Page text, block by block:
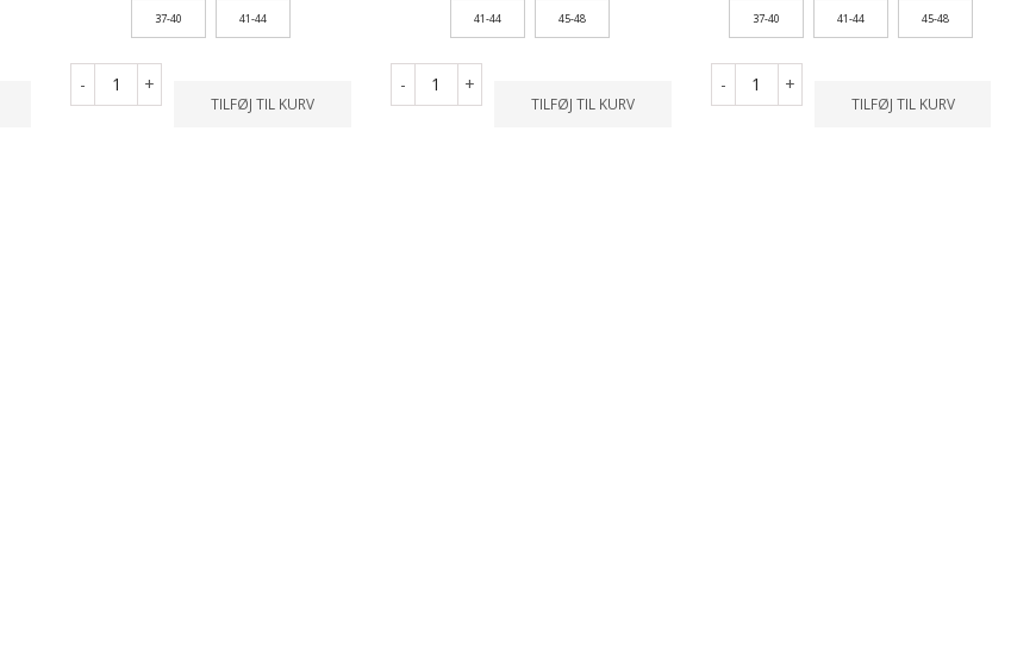
37-40 41-44
- +
TILFØJ TIL KURV
41-44 45-48
- +
TILFØJ TIL KURV
37-40 41-44 45-48
- +
TILFØJ TIL KURV